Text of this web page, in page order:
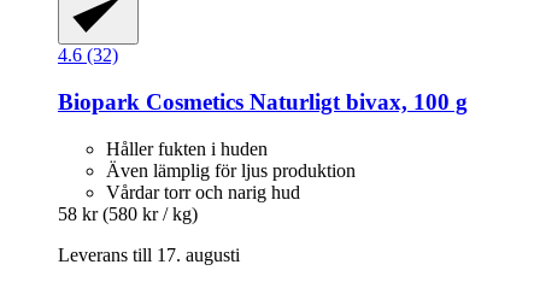
4.6 (32)
Biopark Cosmetics Naturligt bivax, 100 g
Håller fukten i huden
Även lämplig för ljus produktion
Vårdar torr och narig hud
58 kr (580 kr / kg)
Leverans till 17. augusti